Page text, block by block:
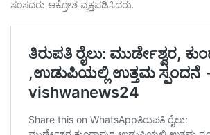
ಸಂಸದರು ಆಕ್ರೋಶ ವ್ಯಕ್ತಪಡಿಸಿದರು.